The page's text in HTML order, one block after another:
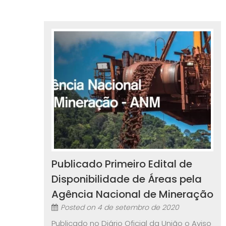
Publicado Primeiro Edital de
Disponibilidade de Áreas pela
Agência Nacional de Mineração
Posted on 4 de setembro de 2020
Publicado no Diário Oficial da União o Aviso